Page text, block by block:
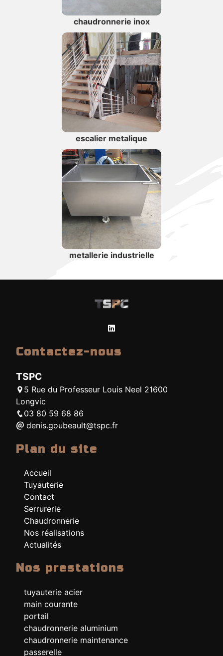
chaudronnerie inox
escalier metalique
metallerie industrielle
Contactez-nous
TSPC
5 Rue du Professeur Louis Neel 21600
Longvic
03 80 59 68 86
denis.goubeault@tspc.fr
Plan du site
Accueil
Tuyauterie
Contact
Serrurerie
Chaudronnerie
Nos réalisations
Actualités
Nos prestations
tuyauterie acier
main courante
portail
chaudronnerie aluminium
chaudronnerie maintenance
passerelle